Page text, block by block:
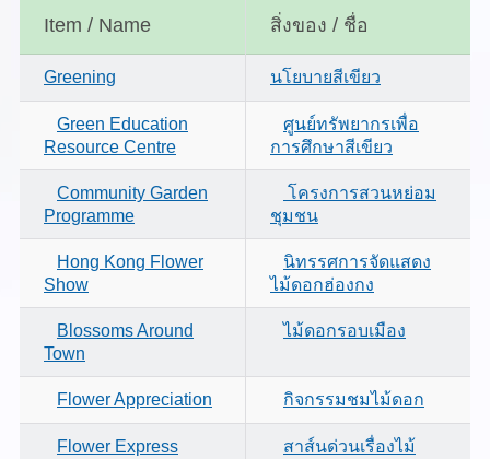
Item / Name สิ่งของ / ชื่อ
Greening นโยบายสีเขียว
Green Education
Resource Centre
ศูนย์ทรัพยากรเพื่อ
การศึกษาสีเขียว
Community Garden
Programme
โครงการสวนหย่อม
ชุมชน
Hong Kong Flower
Show
นิทรรศการจัดแสดง
ไม้ดอกฮ่องกง
Blossoms Around
Town
ไม้ดอกรอบเมือง
Flower Appreciation กิจกรรมชมไม้ดอก
Flower Express
สาส์นด่วนเรื่องไม้